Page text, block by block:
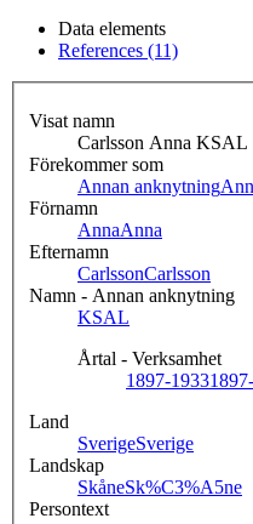
Data elements
References (11)
Visat namn
Carlsson Anna KSAL
Förekommer som
Annan anknytning
Förnamn
AnnaAnna
Efternamn
CarlssonCarlsson
Namn - Annan anknytning
KSAL
Årtal - Verksamhet
1897-1933
Land
SverigeSverige
Landskap
SkåneSk%C3%A5ne
Persontext